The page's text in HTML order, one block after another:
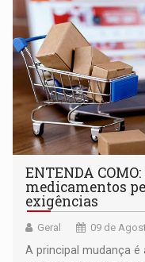
ENTENDA
medicamentos
exigências
Geral 09 de
A principal mudança é